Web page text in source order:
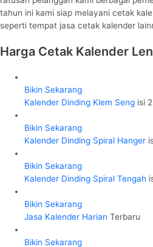
tahun ini kami siap melayani cetak
seperti tempat jasa cetak kalender
Harga Cetak Kalender
Bikin Sekarang
Kalender Dinding Klem Seng isi
Bikin Sekarang
Kalender Dinding Spiral Hanger
Bikin Sekarang
Kalender Dinding Spiral Tengah
Bikin Sekarang
Jasa Kalender Harian Terbaru
Bikin Sekarang